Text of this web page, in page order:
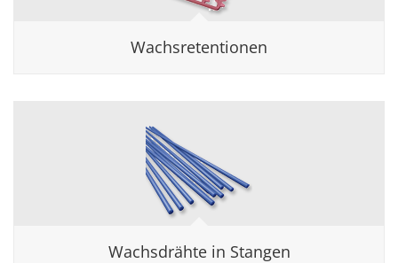
Wachsretentionen
Wachsdrähte in Stangen